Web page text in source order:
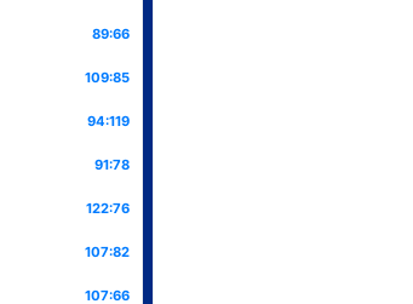
89:66
109:85
94:119
91:78
122:76
107:82
107:66